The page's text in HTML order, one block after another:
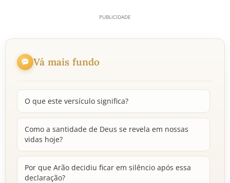
Vá mais fundo
O que este versículo significa?
Como a santidade de Deus se revela em nossas
vidas hoje?
Por que Arão decidiu ficar em silêncio após essa
declaração?